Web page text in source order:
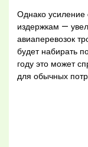
Однако усиление
издержкам —
авиаперевозок
будет набирать
году это может
для обычных